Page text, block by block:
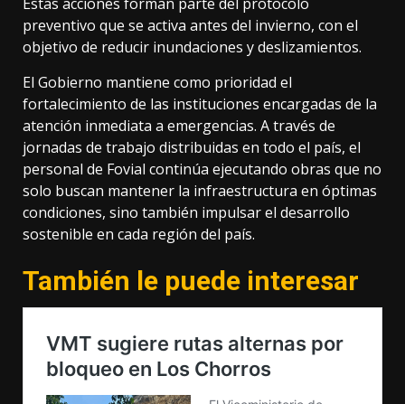
preventivo que se activa antes del invierno, con el
objetivo de reducir inundaciones y deslizamientos.
El Gobierno mantiene como prioridad el
fortalecimiento de las instituciones encargadas de la
atención inmediata a emergencias. A través de
jornadas de trabajo distribuidas en todo el país, el
personal de Fovial continúa ejecutando obras que no
solo buscan mantener la infraestructura en óptimas
condiciones, sino también impulsar el desarrollo
sostenible en cada región del país.
También le puede interesar